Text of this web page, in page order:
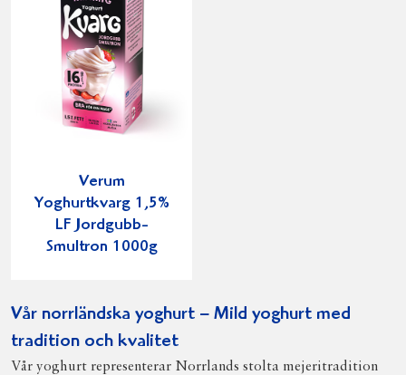
Verum
Yoghurtkvarg 1,5%
LF Jordgubb-
Smultron 1000g
Vår norrländska yoghurt – Mild yoghurt med
tradition och kvalitet
Vår yoghurt representerar Norrlands stolta mejeritradition